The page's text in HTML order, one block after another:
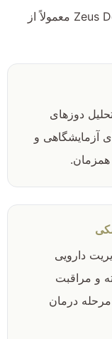
درمان اعتیاد به مورفین در Zeus Detox & Rehab معمولاً از
دوزهای
آزمایشگاهی و
دارویی
علائم حیاتی ۲۴ ساعته و مراقبت
درمان